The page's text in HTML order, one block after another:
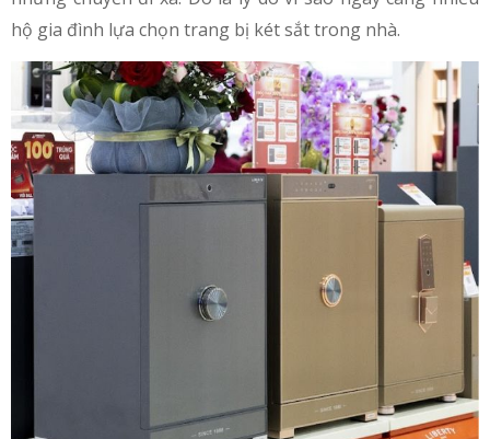
hộ gia đình lựa chọn trang bị két sắt trong nhà.